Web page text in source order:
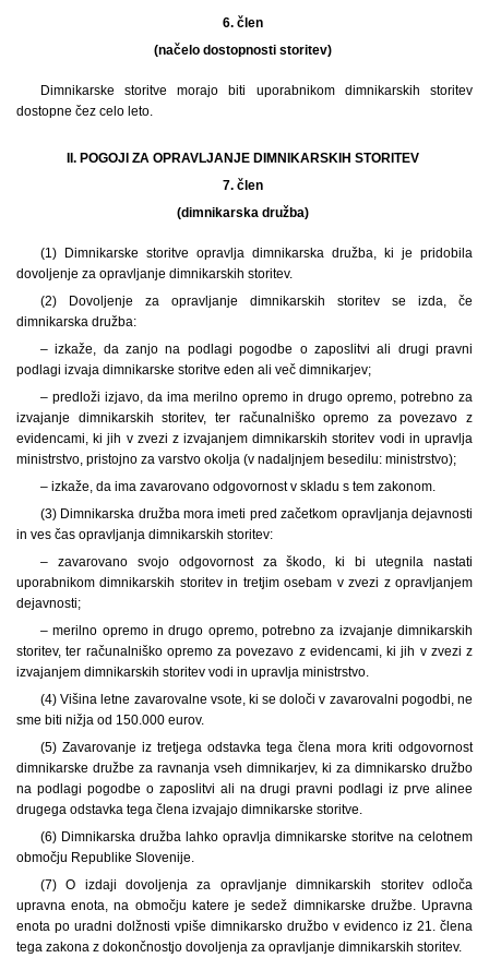
6. člen
(načelo dostopnosti storitev)
Dimnikarske storitve morajo biti uporabnikom dimnikarskih storitev
dostopne čez celo leto.
II. POGOJI ZA OPRAVLJANJE DIMNIKARSKIH STORITEV
7. člen
(dimnikarska družba)
(1) Dimnikarske storitve opravlja dimnikarska družba, ki je pridobila
dovoljenje za opravljanje dimnikarskih storitev.
(2) Dovoljenje za opravljanje dimnikarskih storitev se izda, če
dimnikarska družba:
– izkaže, da zanjo na podlagi pogodbe o zaposlitvi ali drugi pravni
podlagi izvaja dimnikarske storitve eden ali več dimnikarjev;
– predloži izjavo, da ima merilno opremo in drugo opremo, potrebno za
izvajanje dimnikarskih storitev, ter računalniško opremo za povezavo z
evidencami, ki jih v zvezi z izvajanjem dimnikarskih storitev vodi in upravlja
ministrstvo, pristojno za varstvo okolja (v nadaljnjem besedilu: ministrstvo);
– izkaže, da ima zavarovano odgovornost v skladu s tem zakonom.
(3) Dimnikarska družba mora imeti pred začetkom opravljanja dejavnosti
in ves čas opravljanja dimnikarskih storitev:
– zavarovano svojo odgovornost za škodo, ki bi utegnila nastati
uporabnikom dimnikarskih storitev in tretjim osebam v zvezi z opravljanjem
dejavnosti;
– merilno opremo in drugo opremo, potrebno za izvajanje dimnikarskih
storitev, ter računalniško opremo za povezavo z evidencami, ki jih v zvezi z
izvajanjem dimnikarskih storitev vodi in upravlja ministrstvo.
(4) Višina letne zavarovalne vsote, ki se določi v zavarovalni pogodbi, ne
sme biti nižja od 150.000 eurov.
(5) Zavarovanje iz tretjega odstavka tega člena mora kriti odgovornost
dimnikarske družbe za ravnanja vseh dimnikarjev, ki za dimnikarsko družbo
na podlagi pogodbe o zaposlitvi ali na drugi pravni podlagi iz prve alinee
drugega odstavka tega člena izvajajo dimnikarske storitve.
(6) Dimnikarska družba lahko opravlja dimnikarske storitve na celotnem
območju Republike Slovenije.
(7) O izdaji dovoljenja za opravljanje dimnikarskih storitev odloča
upravna enota, na območju katere je sedež dimnikarske družbe. Upravna
enota po uradni dolžnosti vpiše dimnikarsko družbo v evidenco iz 21. člena
tega zakona z dokončnostjo dovoljenja za opravljanje dimnikarskih storitev.